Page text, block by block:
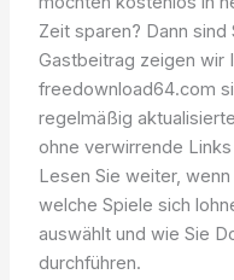
Zeit sparen? Dann
Gastbeitrag zeigen wir
freedownload64.com
regelmäßig
ohne verwirrende
Lesen Sie weiter,
welche Spiele sich
auswählt und wie Sie
durchführen.